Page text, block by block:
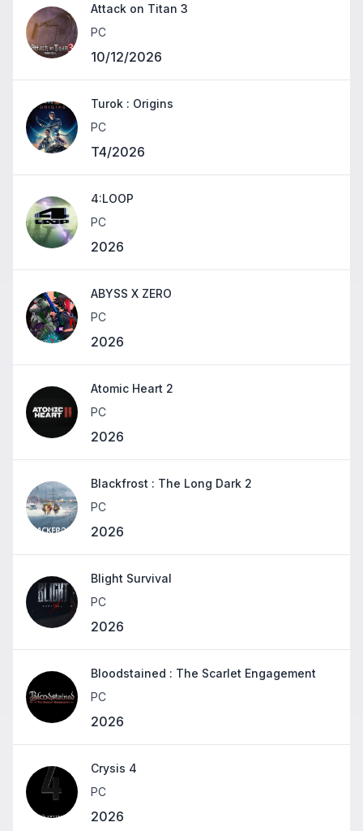
Attack on Titan 3
PC
10/12/2026
Turok : Origins
PC
T4/2026
4:LOOP
PC
2026
ABYSS X ZERO
PC
2026
Atomic Heart 2
PC
2026
Blackfrost : The Long Dark 2
PC
2026
Blight Survival
PC
2026
Bloodstained : The Scarlet Engagement
PC
2026
Crysis 4
PC
2026